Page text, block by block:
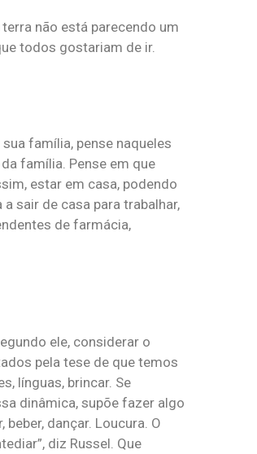
não está parecendo um
todos gostariam de ir.
família, pense naqueles
família. Pense em que
estar em casa, podendo
sair de casa para trabalhar,
de farmácia,
ele, considerar o
pela tese de que temos
línguas, brincar. Se
dinâmica, supõe fazer algo
dançar. Loucura. O
diz Russel. Que